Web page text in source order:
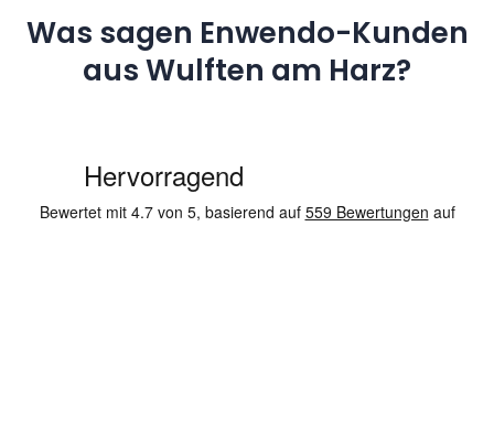
Was sagen Enwendo-Kunden
aus Wulften am Harz?